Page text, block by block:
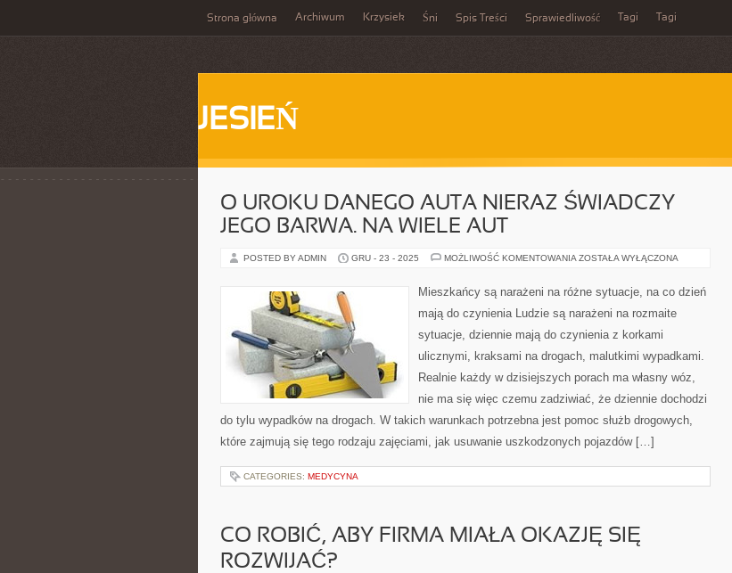
Strona główna Archiwum Krzysiek Śni Spis Treści Sprawiedliwość Tagi Tagi
JESIEŃ
O UROKU DANEGO AUTA NIERAZ ŚWIADCZY
JEGO BARWA. NA WIELE AUT
POSTED BY ADMIN GRU - 23 - 2025 MOŻLIWOŚĆ KOMENTOWANIA O
NIERAZ
JEGO
NA
AUT
ZOSTAŁA WYŁĄCZONA
Mieszkańcy są narażeni na różne sytuacje, na co dzień
mają do czynienia Ludzie są narażeni na rozmaite
sytuacje, dziennie mają do czynienia z korkami
ulicznymi, kraksami na drogach, malutkimi wypadkami.
Realnie każdy w dzisiejszych porach ma własny wóz,
nie ma się więc czemu zadziwiać, że dziennie dochodzi
do tylu wypadków na drogach. W takich warunkach potrzebna jest pomoc służb drogowych,
które zajmują się tego rodzaju zajęciami, jak usuwanie uszkodzonych pojazdów […]
CATEGORIES: MEDYCYNA
CO ROBIĆ, ABY FIRMA MIAŁA OKAZJĘ SIĘ
ROZWIJAĆ?